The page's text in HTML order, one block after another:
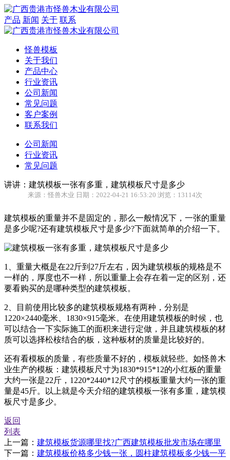
产品 新闻 关于 联系
怪兽模板
关于我们
产品中心
行业资讯
公司新闻
常见问题
客户案例
联系我们
公司新闻
行业资讯
常见问题
讲讲：建筑模板一张有多重，建筑模板尺寸是多少
来源：怪兽木业 日期：2022-04-21 16:53:20 浏览：13114次
建筑模板的重量并不是固定的，那么一般情况下，一张的重量
是多少呢?还有建筑模板尺寸是多少?下面就简单的介绍一下。
1、重量大概是在22斤到27斤左右，因为建筑模板的规格是不
一样的，厚度也不一样，所以重量上会存在着一定的区别，还
要看购买的是哪种类型的建筑模板。
2、目前使用比较多的建筑模板规格有两种，分别是
1220×2440毫米、1830×915毫米。在使用建筑模板的时候，也
可以结合一下实际施工的面积来进行定做，并且建筑模板的材
质可以选择松桉结合的板，这种板材的质量是比较好的。
还有看模板的质量，有些质量不好的，模板就轻些。如怪兽木
业生产的模板：建筑模板尺寸为1830*915*12的小红板的重量
大约一张是22斤，1220*2440*12尺寸的模板重量大约一张的重
量是45斤。以上就是今天介绍的建筑模板一张有多重，建筑模
板尺寸是多少。
返回
列表
上一篇： 建筑模板货源哪里找?广西建筑模板批发市场在哪里
下一篇： 建筑模板价格多少钱一张，圆柱建筑模板多少钱一平